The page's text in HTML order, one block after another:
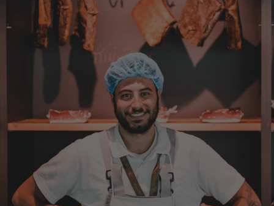
Dorothea
Verifizierter Kunde
Erstklassige Ware Hervorragende Qualität
Sehr gutes Preis Leistungsverhältnis
4.8.2026
Axel
Verifizierter Kunde
Sehr gute Ware , schnelle Zusendung. Ich bin
sehr zufrieden. Gern wieder!
4.8.2026